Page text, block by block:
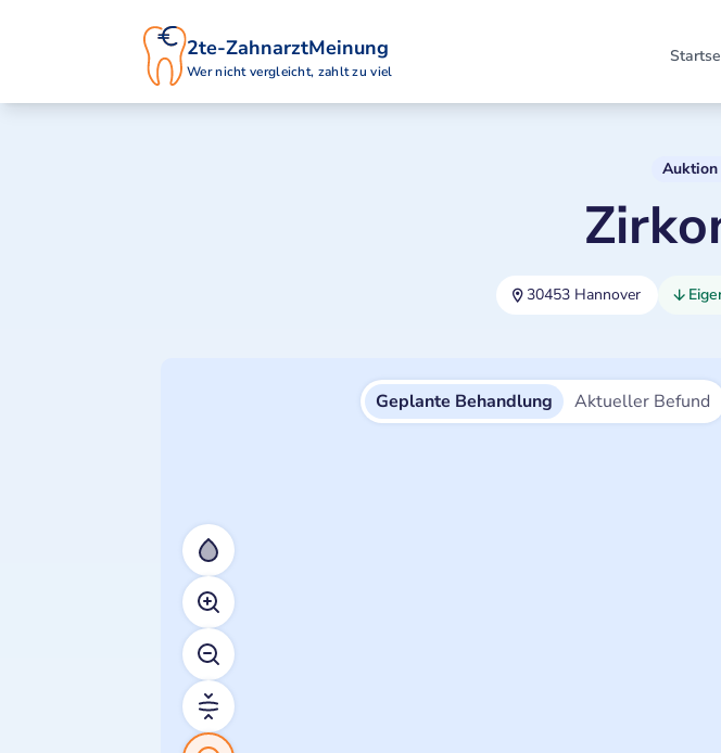
2te-ZahnarztMeinung
Wer nicht vergleicht, zahlt zu viel
Auktion
30453 Hannover
Geplante Behandlung Aktueller Befund